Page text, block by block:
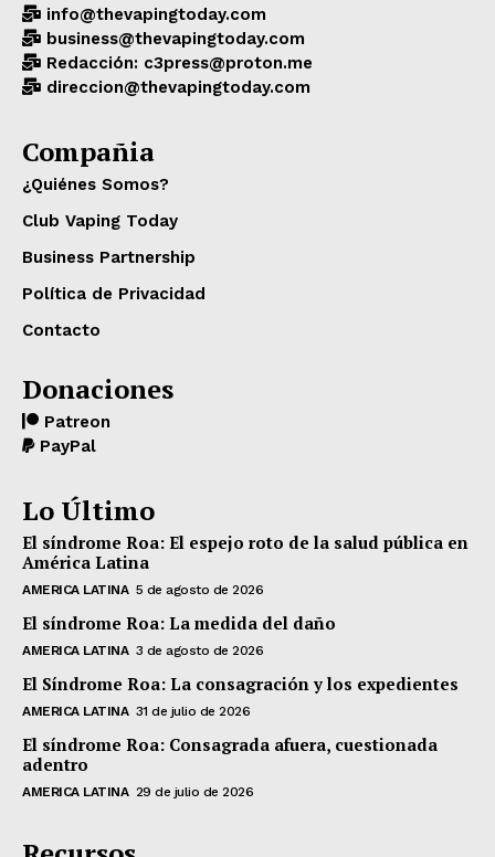
info@thevapingtoday.com
business@thevapingtoday.com
Redacción: c3press@proton.me
direccion@thevapingtoday.com
Compañia
¿Quiénes Somos?
Club Vaping Today
Business Partnership
Política de Privacidad
Contacto
Donaciones
Patreon
PayPal
Lo Último
El síndrome Roa: El espejo roto de la salud pública en
América Latina
AMERICA LATINA 5 de agosto de 2026
El síndrome Roa: La medida del daño
AMERICA LATINA 3 de agosto de 2026
El Síndrome Roa: La consagración y los expedientes
AMERICA LATINA 31 de julio de 2026
El síndrome Roa: Consagrada afuera, cuestionada
adentro
AMERICA LATINA 29 de julio de 2026